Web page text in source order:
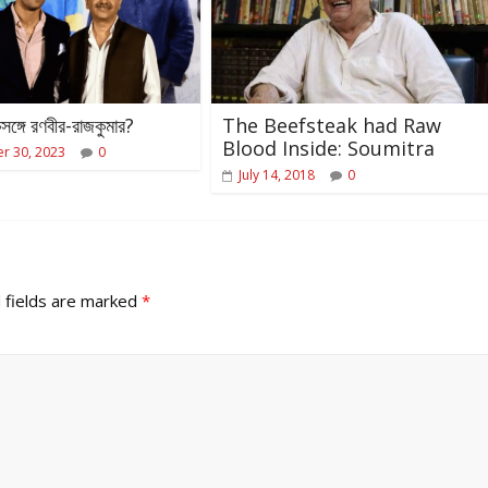
রণবীর-রাজকুমার?
30, 2023 0
The Beefsteak had Raw
Blood Inside: Soumitra
July 14, 2018 0
fields are marked *